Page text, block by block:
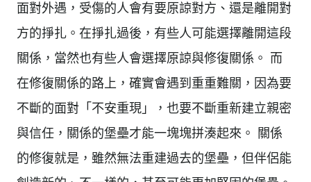
面對外遇，受傷的人會有要原諒對方、還是離開對
方的掙扎。在掙扎過後，有些人可能選擇離開這段
關係，當然也有些人會選擇原諒與修復關係。 而
在修復關係的路上，確實會遇到重重難關，因為要
不斷的面對「不安重現」，也要不斷重新建立親密
與信任，關係的堡壘才能一塊塊拼湊起來。 關係
的修復就是，雖然無法重建過去的堡壘，但伴侶能